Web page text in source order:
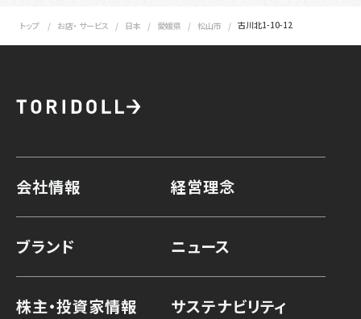
トップ お店・ サービス 日本 愛媛県 松山市 古川北1-10-12
会社情報 経営理念
ブランド ニュース
株主・投資家情報 サステナビリティ